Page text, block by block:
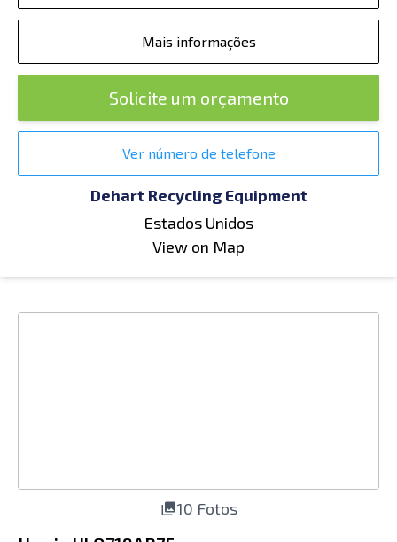
Mais informações
Solicite um orçamento
Ver número de telefone
Dehart Recycling Equipment
Estados Unidos
View on Map
10 Fotos